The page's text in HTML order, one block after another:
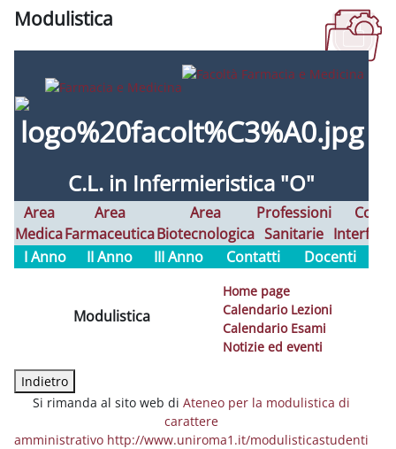
Modulistica
C.L. in Infermieristica "O"
Area
Medica
Area
Farmaceutica
Area
Biotecnologica
Professioni
Sanitarie
Corsi
I Anno
II Anno III Anno Contatti Docenti
Modulistica
Home page
Calendario Lezioni
Calendario Esami
Notizie ed eventi
Si rimanda al sito web di Ateneo per la modulistica di
carattere
amministrativo http://www.uniroma1.it/modulisticastudenti